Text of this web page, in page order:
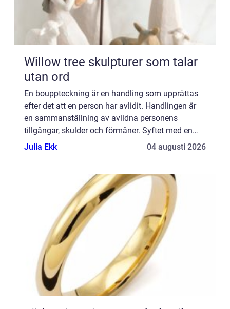
Willow tree skulpturer som talar
utan ord
En bouppteckning är en handling som upprättas
efter det att en person har avlidit. Handlingen är
en sammanställning av avlidna personens
tillgångar, skulder och förmåner. Syftet med en
bouppteckning är att fa...
Julia Ekk 04 augusti 2026